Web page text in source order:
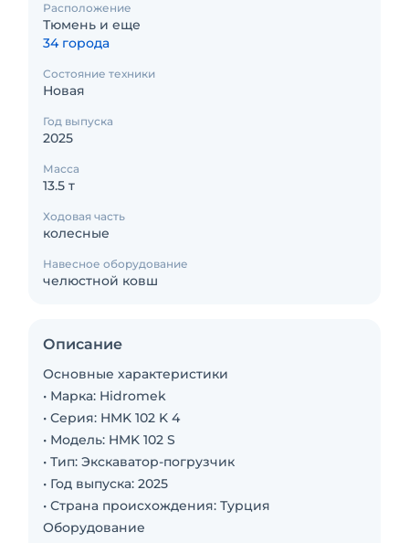
Расположение
Тюмень и еще
34 города
Состояние техники
Новая
Год выпуска
2025
Масса
13.5 т
Ходовая часть
колесные
Навесное оборудование
челюстной ковш
Описание
Основные характеристики
• Марка: Hidromek
• Серия: HMK 102 K 4
• Модель: HMK 102 S
• Тип: Экскаватор-погрузчик
• Год выпуска: 2025
• Страна происхождения: Турция
Оборудование